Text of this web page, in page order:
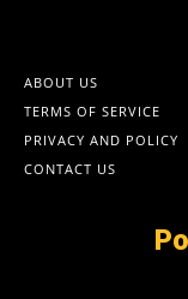
ABOUT US
TERMS OF SERVICE
PRIVACY AND POLICY
CONTACT US